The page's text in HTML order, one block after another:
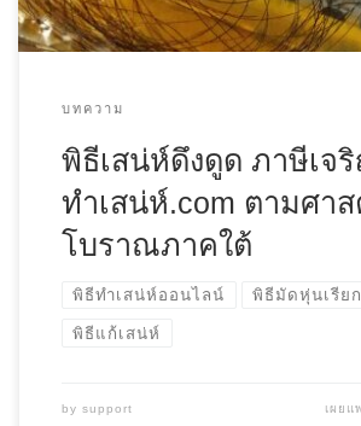
บทความ
พิธีเสน่ห์ดึงดูด ภาษีเจ
ทําเสน่ห์.com ตามศาส
โบราณภาคใต้
พิธีทำเสน่ห์ออนไลน์ พิธีมัดหุ่นเรีย
พิธีแก้เสน่ห์
by support เผย